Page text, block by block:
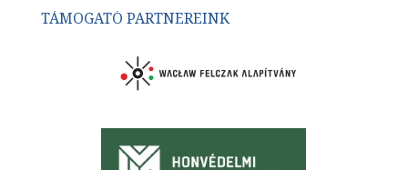
TÁMOGATÓ PARTNEREINK